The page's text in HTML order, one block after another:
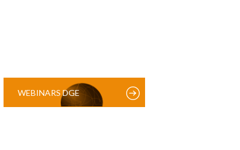
WEBINARS DGE